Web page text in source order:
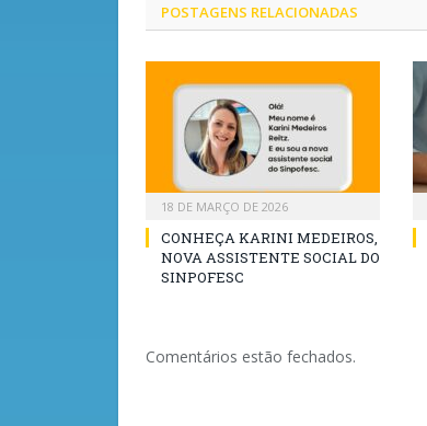
POSTAGENS RELACIONADAS
18 DE MARÇO DE 2026
CONHEÇA KARINI MEDEIROS,
NOVA ASSISTENTE SOCIAL DO
SINPOFESC
Comentários estão fechados.